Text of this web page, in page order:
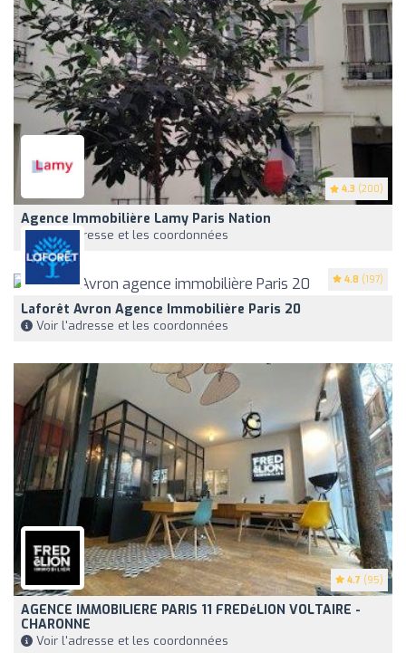
4.3 (200)
Agence Immobilière Lamy Paris Nation
Voir l'adresse et les coordonnées
4.8 (197)
Laforêt Avron Agence Immobilière Paris 20
Voir l'adresse et les coordonnées
4.7 (95)
AGENCE IMMOBILIERE PARIS 11 FREDéLION VOLTAIRE -
CHARONNE
Voir l'adresse et les coordonnées